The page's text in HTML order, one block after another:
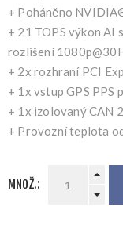
+ Poháněno
+ 21 TOPS výkon AI
rozlišení
+ 2x rozhraní PCI
+ 1x vstup GPS PPS
+ 1x izolovaný CAN
+ Provozní teplota
MNOŽ.: